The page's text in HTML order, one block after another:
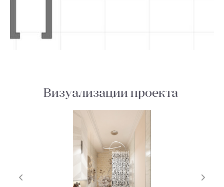
Визуализации проекта